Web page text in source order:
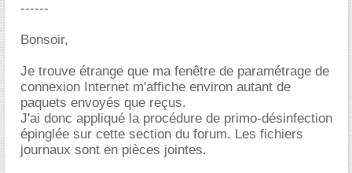
------
Bonsoir,
Je trouve étrange que ma fenêtre de paramétrage de
connexion Internet m'affiche environ autant de
paquets envoyés que reçus.
J'ai donc appliqué la procédure de primo-désinfection
épinglée sur cette section du forum. Les fichiers
journaux sont en pièces jointes.